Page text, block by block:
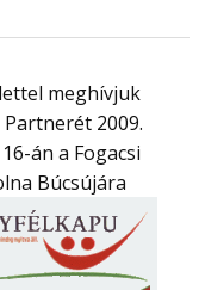
meghívjuk
2009.
án a Fogacsi
Búcsújára